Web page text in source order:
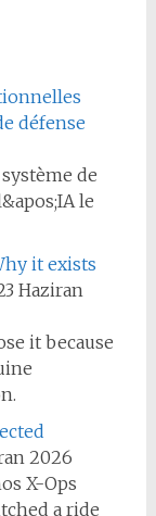
défense
de
le
it exists
Haziran
it because
2026
X-Ops
a ride